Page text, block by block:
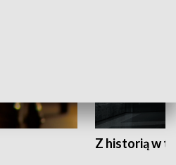
Z historią w